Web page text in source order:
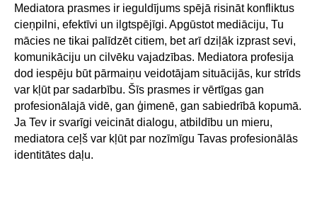
Mediatora prasmes ir ieguldījums spējā risināt konfliktus
cieņpilni, efektīvi un ilgtspējīgi. Apgūstot mediāciju, Tu
mācies ne tikai palīdzēt citiem, bet arī dziļāk izprast sevi,
komunikāciju un cilvēku vajadzības. Mediatora profesija
dod iespēju būt pārmaiņu veidotājam situācijās, kur strīds
var kļūt par sadarbību. Šīs prasmes ir vērtīgas gan
profesionālajā vidē, gan ģimenē, gan sabiedrībā kopumā.
Ja Tev ir svarīgi veicināt dialogu, atbildību un mieru,
mediatora ceļš var kļūt par nozīmīgu Tavas profesionālās
identitātes daļu.